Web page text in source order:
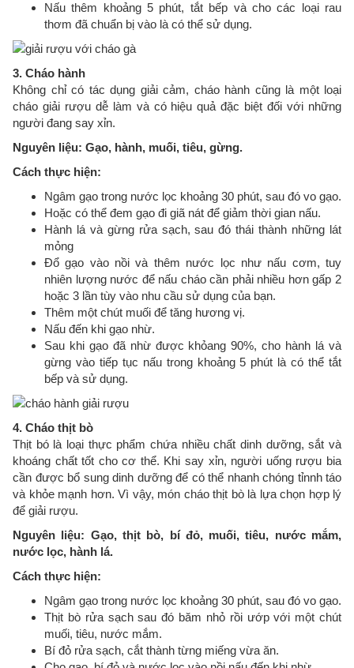
Nấu thêm khoảng 5 phút, tắt bếp và cho các loại rau
thơm đã chuẩn bị vào là có thể sử dụng.
3. Cháo hành
Không chỉ có tác dụng giải cảm, cháo hành cũng là một loại
cháo giải rượu dễ làm và có hiệu quả đặc biệt đối với những
người đang say xỉn.
Nguyên liệu: Gạo, hành, muối, tiêu, gừng.
Cách thực hiện:
Ngâm gạo trong nước lọc khoảng 30 phút, sau đó vo gạo.
Hoặc có thể đem gạo đi giã nát để giảm thời gian nấu.
Hành lá và gừng rửa sạch, sau đó thái thành những lát
mỏng
Đổ gạo vào nồi và thêm nước lọc như nấu cơm, tuy
nhiên lượng nước để nấu cháo cần phải nhiều hơn gấp 2
hoặc 3 lần tùy vào nhu cầu sử dụng của bạn.
Thêm một chút muối để tăng hương vị.
Nấu đến khi gạo nhừ.
Sau khi gạo đã nhừ được khỏang 90%, cho hành lá và
gừng vào tiếp tục nấu trong khoảng 5 phút là có thể tắt
bếp và sử dụng.
4. Cháo thịt bò
Thịt bó là loại thực phẩm chứa nhiều chất dinh dưỡng, sắt và
khoáng chất tốt cho cơ thể. Khi say xỉn, người uống rượu bia
cần được bổ sung dinh dưỡng để có thể nhanh chóng tỉnnh táo
và khỏe mạnh hơn. Vì vậy, món cháo thịt bò là lựa chọn hợp lý
để giải rượu.
Nguyên liệu: Gạo, thịt bò, bí đỏ, muối, tiêu, nước mắm,
nước lọc, hành lá.
Cách thực hiện:
Ngâm gạo trong nước lọc khoảng 30 phút, sau đó vo gạo.
Thịt bò rửa sạch sau đó băm nhỏ rồi ướp với một chút
muối, tiêu, nước mắm.
Bí đỏ rửa sạch, cắt thành từng miếng vừa ăn.